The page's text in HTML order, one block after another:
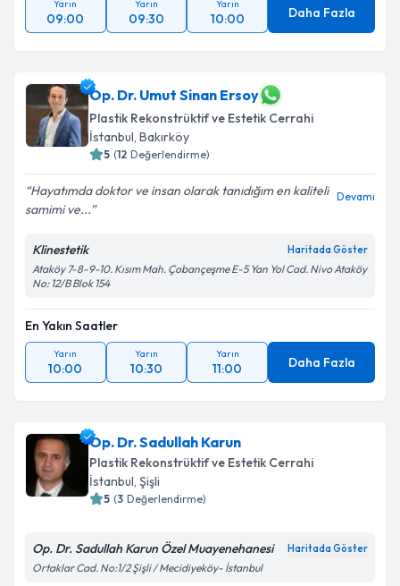
Yarın
09:00
Yarın
09:30
Yarın
10:00 Daha Fazla
Op. Dr. Umut Sinan Ersoy
Plastik Rekonstrüktif ve Estetik Cerrahi
İstanbul, Bakırköy
5 (12 Değerlendirme)
Hayatımda doktor ve insan olarak tanıdığım en kaliteli
samimi ve...
Devamı
Klinestetik Haritada Göster
Ataköy 7-8-9-10. Kısım Mah. Çobançeşme E-5 Yan Yol Cad. Nivo Ataköy
No: 12/B Blok 154
En Yakın Saatler
Yarın
10:00
Yarın
10:30
Yarın
11:00 Daha Fazla
Op. Dr. Sadullah Karun
Plastik Rekonstrüktif ve Estetik Cerrahi
İstanbul, Şişli
5 (3 Değerlendirme)
Op. Dr. Sadullah Karun Özel Muayenehanesi Haritada Göster
Ortaklar Cad. No:1/2 Şişli / Mecidiyeköy- İstanbul